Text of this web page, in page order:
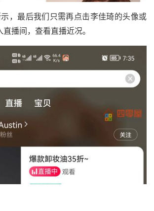
，最后我们只需再点击李佳琦的头像或
播间，查看直播近况。